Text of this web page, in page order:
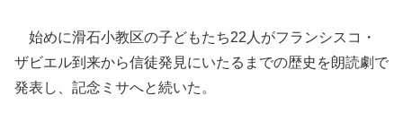
始めに滑石小教区の子どもたち22人がフランシスコ・
ザビエル到来から信徒発見にいたるまでの歴史を朗読劇で
発表し、記念ミサへと続いた。